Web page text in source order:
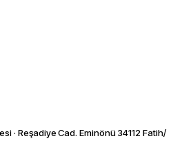
· Reşadiye Cad. Eminönü 34112 Fatih/